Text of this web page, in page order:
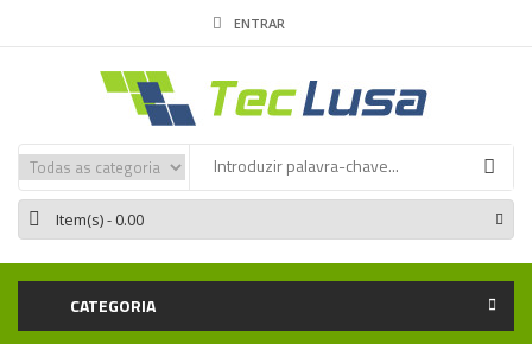
ENTRAR
Item(s)- 0.00
CATEGORIA